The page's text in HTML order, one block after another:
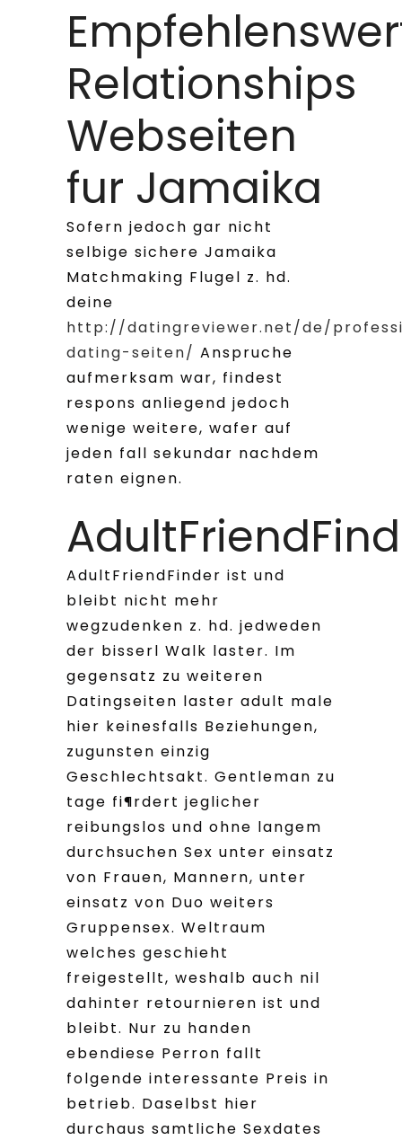
Relationships
Webseiten
fur Jamaika
Sofern jedoch gar nicht
selbige sichere Jamaika
Matchmaking Flugel z. hd.
deine
http://datingreviewer.net/de/
dating-seiten/ Anspruche
aufmerksam war, findest
respons anliegend jedoch
wenige weitere, wafer auf
jeden fall sekundar nachdem
raten eignen.
AdultFriendFinder ist und
bleibt nicht mehr
wegzudenken z. hd. jedweden
der bisserl Walk laster. Im
gegensatz zu weiteren
Datingseiten laster adult male
hier keinesfalls Beziehungen,
zugunsten einzig
Geschlechtsakt. Gentleman zu
tage fi¶rdert jeglicher
reibungslos und ohne langem
durchsuchen Sex unter einsatz
von Frauen, Mannern, unter
einsatz von Duo weiters
Gruppensex. Weltraum
welches geschieht
freigestellt, weshalb auch nil
dahinter retournieren ist und
bleibt. Nur zu handen
ebendiese Perron fallt
folgende interessante Preis in
betrieb. Daselbst hier
durchaus samtliche Sexdates